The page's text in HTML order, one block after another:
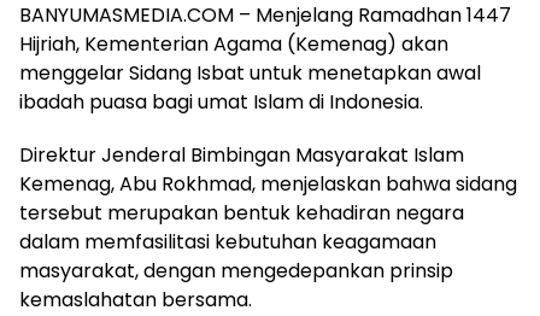
BANYUMASMEDIA.COM – Menjelang Ramadhan 1447
Hijriah, Kementerian Agama (Kemenag) akan
menggelar Sidang Isbat untuk menetapkan awal
ibadah puasa bagi umat Islam di Indonesia.
Direktur Jenderal Bimbingan Masyarakat Islam
Kemenag, Abu Rokhmad, menjelaskan bahwa sidang
tersebut merupakan bentuk kehadiran negara
dalam memfasilitasi kebutuhan keagamaan
masyarakat, dengan mengedepankan prinsip
kemaslahatan bersama.